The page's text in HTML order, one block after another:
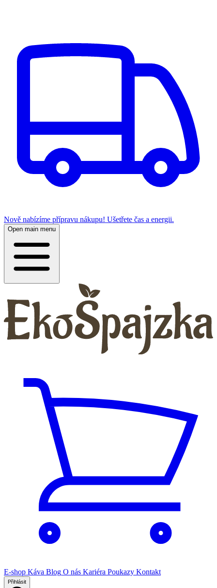
Nově nabízíme přípravu nákupu! Ušetřete čas a energii.
Open main menu
E-shop Káva Blog O nás Kariéra Poukazy Kontakt
Přihlásit